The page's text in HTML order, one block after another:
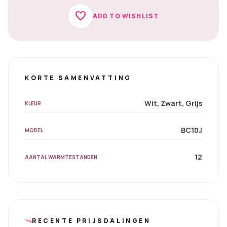
favorite ADD TO WISHLIST
KORTE SAMENVATTING
KLEUR Wit, Zwart, Grijs
MODEL BC10J
AANTAL WARMTESTANDEN 12
trending_downRECENTE PRIJSDALINGEN